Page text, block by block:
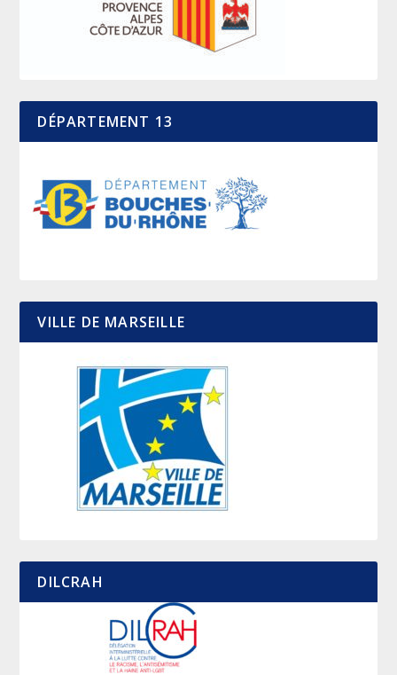
DÉPARTEMENT 13
VILLE DE MARSEILLE
DILCRAH